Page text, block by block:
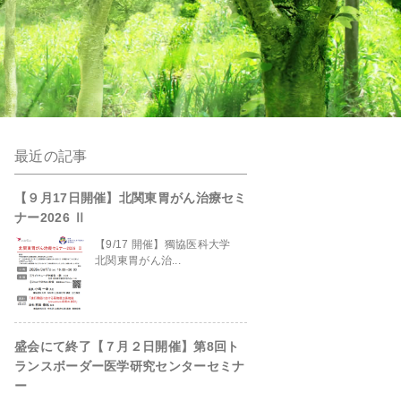
kanto-
header.phpon line
最近の記事
【９月17日開催】北関東胃がん治療セミ
ナー2026 Ⅱ
【9/17 開催】獨協医科大学
北関東胃がん治...
盛会にて終了【７月２日開催】第8回ト
ランスボーダー医学研究センターセミナ
ー